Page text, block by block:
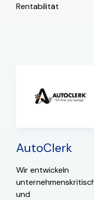
Rentabilität
AutoClerk
Wir entwickeln
und